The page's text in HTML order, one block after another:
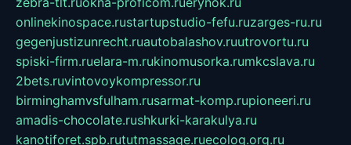
onlinekinospace.rustartupstudio-fefu.ruzarges-ru.ru
gegenjustizunrecht.ruautobalashov.ruutrovortu.ru
spiski-firm.ruelara-m.rukinomusorka.rumkcslava.ru
2bets.ruvintovoykompressor.ru
birminghamvsfulham.rusarmat-komp.rupioneeri.ru
amadis-chocolate.rushkurki-karakulya.ru
kanotiforet.spb.rututmassage.ruecolog.org.ru